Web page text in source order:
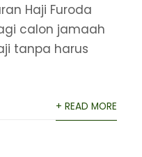
Haji Furoda
calon jamaah
tanpa harus
+ READ MORE